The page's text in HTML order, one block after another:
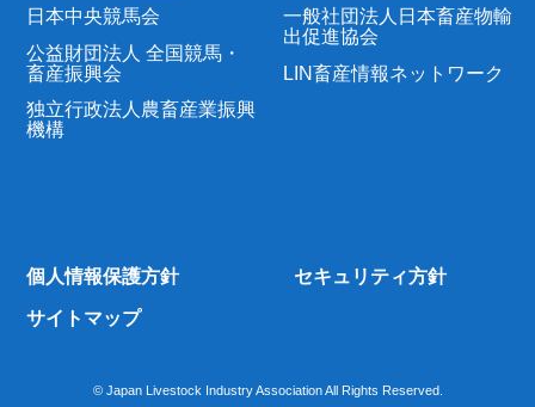
日本中央競馬会
公益財団法人 全国競馬・
畜産振興会
独立行政法人農畜産業振興
機構
一般社団法人日本畜産物輸
出促進協会
LIN畜産情報ネットワーク
個人情報保護方針 セキュリティ方針
サイトマップ
© Japan Livestock Industry Association All Rights Reserved.